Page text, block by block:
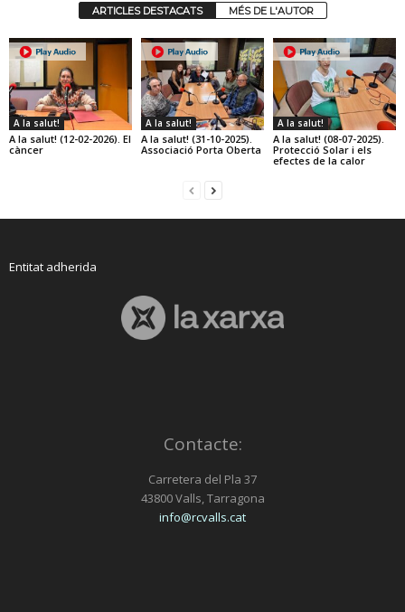
ARTICLES DESTACATS MÉS DE L'AUTOR
A la salut!
A la salut! (12-02-2026). El
càncer
A la salut!
A la salut! (31-10-2025).
Associació Porta Oberta
A la salut!
A la salut! (08-07-2025).
Protecció Solar i els
efectes de la calor
Entitat adherida
Contacte:
Carretera del Pla 37
43800 Valls, Tarragona
info@rcvalls.cat